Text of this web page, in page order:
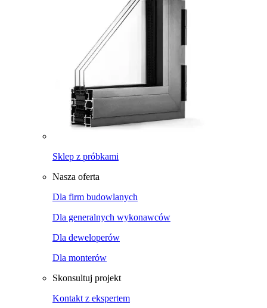
Sklep z próbkami
Nasza oferta
Dla firm budowlanych
Dla generalnych wykonawców
Dla deweloperów
Dla monterów
Skonsultuj projekt
Kontakt z ekspertem